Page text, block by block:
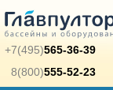
+7(495)565-36-39
8(800)555-52-23